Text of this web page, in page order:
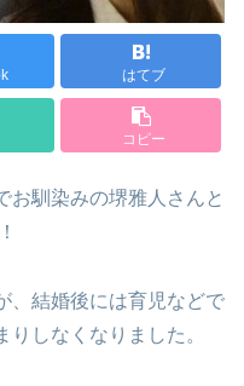
はてブ
コピー
お馴染みの堺雅人さんと
、結婚後には育児などで
しなくなりました。